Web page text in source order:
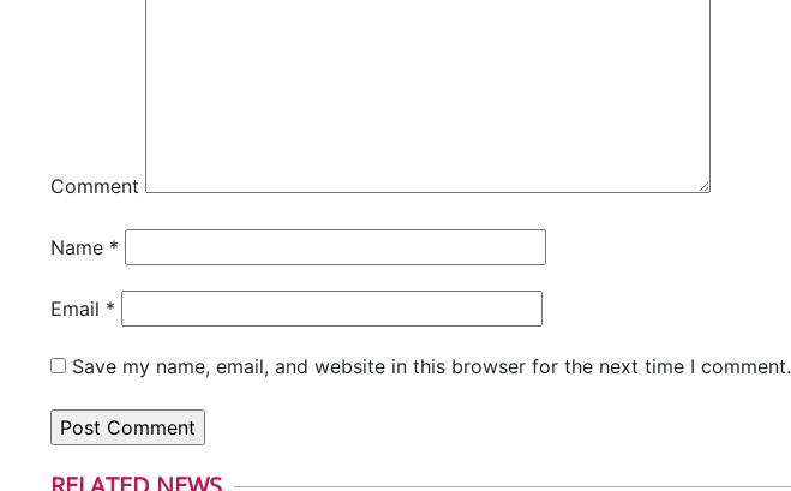
Comment
Name *
Email *
Save my name, email, and website in this browser for the next time I comment.